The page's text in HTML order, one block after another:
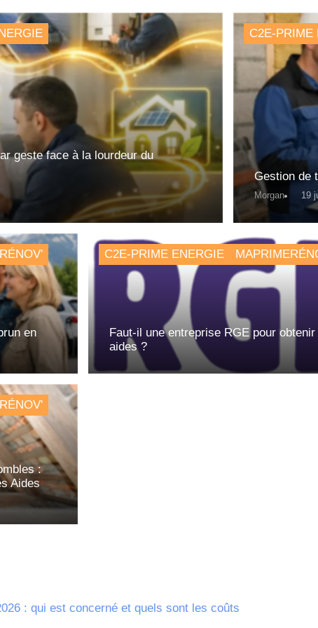
geste face à la lourdeur du
Gestion de
Morgan 19
C2E-PRIME
en
Faut-il une entreprise RGE pour obtenir
aides ?
C2E-PRIME ENERGIE
:
Aides
: qui est concerné et quels sont les coûts